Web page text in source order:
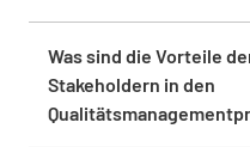
Verfahren und
und ihre Rollen klar
Was sind die Vorteile
Stakeholdern in den